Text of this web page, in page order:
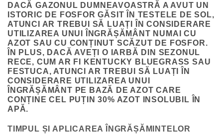
DACĂ GAZONUL DUMNEAVOASTRĂ A AVUT UN
ISTORIC DE FOSFOR GĂSIT ÎN TESTELE DE SOL,
ATUNCI AR TREBUI SĂ LUAȚI ÎN CONSIDERARE
UTILIZAREA UNUI ÎNGRĂȘĂMÂNT NUMAI CU
AZOT SAU CU CONȚINUT SCĂZUT DE FOSFOR.
ÎN PLUS, DACĂ AVEȚI O IARBĂ DIN SEZONUL
RECE, CUM AR FI KENTUCKY BLUEGRASS SAU
FESTUCA, ATUNCI AR TREBUI SĂ LUAȚI ÎN
CONSIDERARE UTILIZAREA UNUI
ÎNGRĂȘĂMÂNT PE BAZĂ DE AZOT CARE
CONȚINE CEL PUȚIN 30% AZOT INSOLUBIL ÎN
APĂ.
TIMPUL ȘI APLICAREA ÎNGRĂȘĂMINTELOR